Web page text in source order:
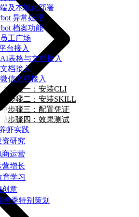
及本地化部署
异常处理
档案功能
工广场
台接入
表格与文档接入
档接入
信文档接入
步骤一：安装CLI
步骤二：安装SKILL
步骤三：配置凭证
步骤四：效果测试
虾实践
资研究
运营
营增长
育学习
创意
考季特别策划